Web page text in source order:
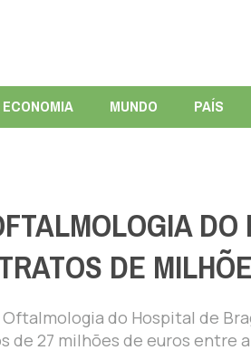
ECONOMIA MUNDO PAÍS
DE
do Hospital de
27 milhões de euros entre